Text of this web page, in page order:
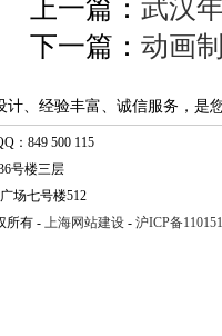
上一篇： 武汉
下一篇： 动画
、经验丰富、诚信服务，是
：849 500 115
号楼三层
场七号楼512
所有 - 上海网站建设 - 沪ICP备